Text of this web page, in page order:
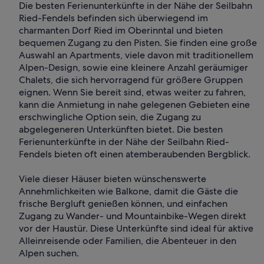
Die besten Ferienunterkünfte in der Nähe der Seilbahn
Ried-Fendels befinden sich überwiegend im
charmanten Dorf Ried im Oberinntal und bieten
bequemen Zugang zu den Pisten. Sie finden eine große
Auswahl an Apartments, viele davon mit traditionellem
Alpen-Design, sowie eine kleinere Anzahl geräumiger
Chalets, die sich hervorragend für größere Gruppen
eignen. Wenn Sie bereit sind, etwas weiter zu fahren,
kann die Anmietung in nahe gelegenen Gebieten eine
erschwingliche Option sein, die Zugang zu
abgelegeneren Unterkünften bietet. Die besten
Ferienunterkünfte in der Nähe der Seilbahn Ried-
Fendels bieten oft einen atemberaubenden Bergblick.
Viele dieser Häuser bieten wünschenswerte
Annehmlichkeiten wie Balkone, damit die Gäste die
frische Bergluft genießen können, und einfachen
Zugang zu Wander- und Mountainbike-Wegen direkt
vor der Haustür. Diese Unterkünfte sind ideal für aktive
Alleinreisende oder Familien, die Abenteuer in den
Alpen suchen.